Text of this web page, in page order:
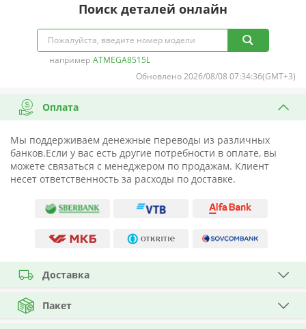
Поиск деталей онлайн
например ATMEGA8515L
Обновлено 2026/08/08 07:34:36(GMT+3)
Оплата
Мы поддерживаем денежные переводы из различных
банков.Если у вас есть другие потребности в оплате, вы
можете связаться с менеджером по продажам. Клиент
несет ответственность за расходы по доставке.
Доставка
Пакет